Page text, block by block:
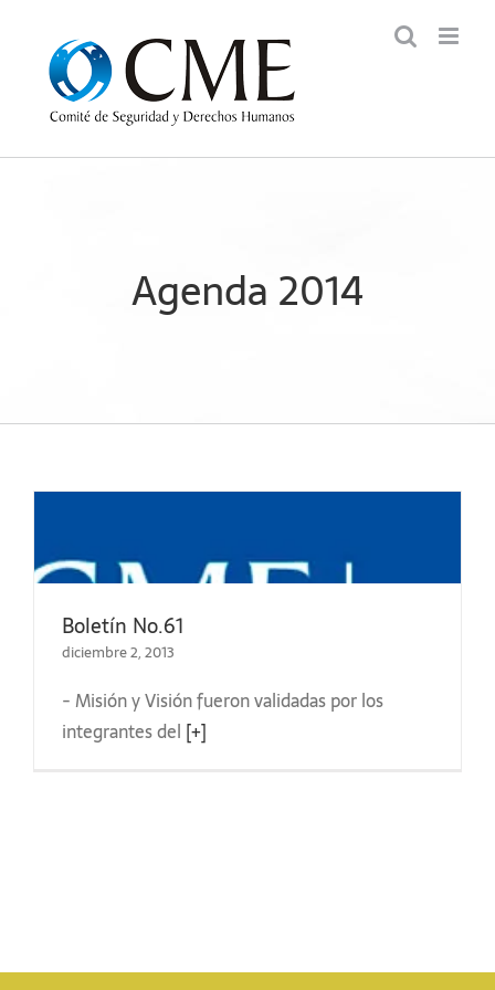
contenido
Agenda 2014
Boletín No.61
diciembre 2, 2013
- Misión y Visión fueron validadas por los
integrantes del [+]